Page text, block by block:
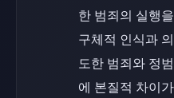
한 범죄의 실행
구체적 인식과
도한 범죄와 정
에 본질적 차이